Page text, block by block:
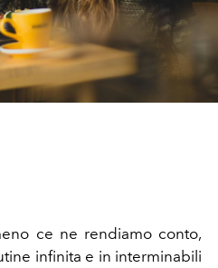
ce ne rendiamo conto,
infinita e in interminabili